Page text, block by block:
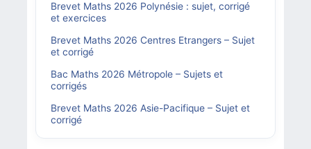
Brevet Maths 2026 Polynésie : sujet, corrigé
et exercices
Brevet Maths 2026 Centres Etrangers – Sujet
et corrigé
Bac Maths 2026 Métropole – Sujets et
corrigés
Brevet Maths 2026 Asie-Pacifique – Sujet et
corrigé